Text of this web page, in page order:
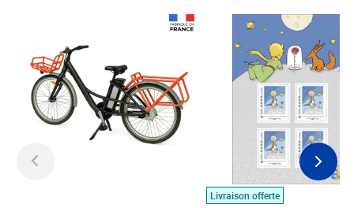
Livraison offerte
Prix 7,50€